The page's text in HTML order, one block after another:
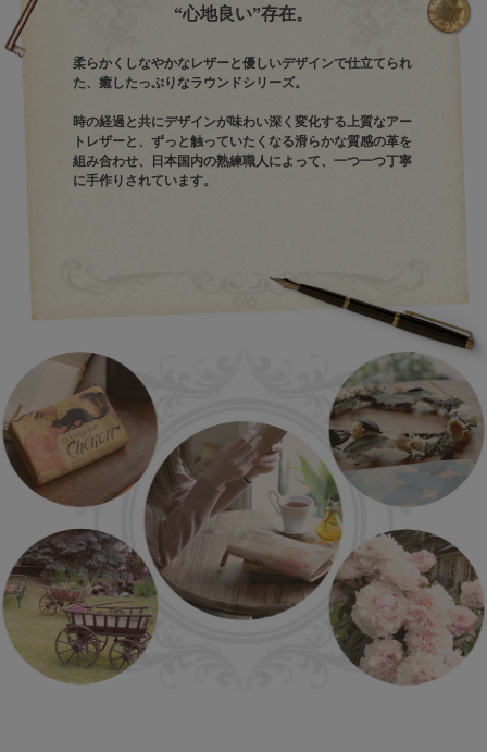
“心地良い”存在。
柔らかくしなやかなレザーと優しいデザインで仕立てられ
た、癒したっぷりなラウンドシリーズ。
時の経過と共にデザインが味わい深く変化する上質なアー
トレザーと、ずっと触っていたくなる滑らかな質感の革を
組み合わせ、日本国内の熟練職人によって、一つ一つ丁寧
に手作りされています。